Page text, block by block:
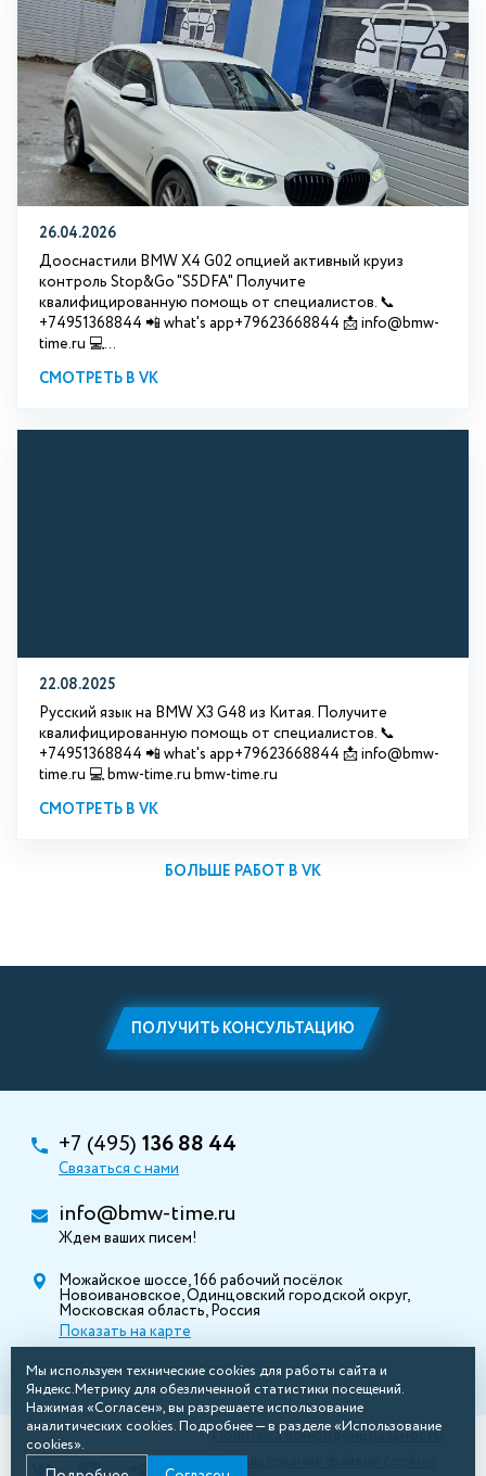
26.04.2026
Дооснастили BMW X4 G02 опцией активный круиз
контроль Stop&Go "S5DFA" Получите
квалифицированную помощь от специалистов. 📞
+74951368844 📲 what's app+79623668844 📩 info@bmw-
time.ru 💻...
СМОТРЕТЬ В VK
22.08.2025
Русский язык на BMW X3 G48 из Китая. Получите
квалифицированную помощь от специалистов. 📞
+74951368844 📲 what's app+79623668844 📩 info@bmw-
time.ru 💻 bmw-time.ru bmw-time.ru
СМОТРЕТЬ В VK
БОЛЬШЕ РАБОТ В VK
ПОЛУЧИТЬ КОНСУЛЬТАЦИЮ
+7 (495) 136 88 44
Связаться с нами
info@bmw-time.ru
Ждем ваших писем!
Можайское шоссе, 166 рабочий посёлок
Новоивановское, Одинцовский городской округ,
Московская область, Россия
Показать на карте
Политика конфиденциальности
Использование файлов cookies
Мы используем технические cookies для работы сайта и
Яндекс.Метрику для обезличенной статистики посещений.
Нажимая «Согласен», вы разрешаете использование
аналитических cookies. Подробнее — в разделе «Использование
cookies».